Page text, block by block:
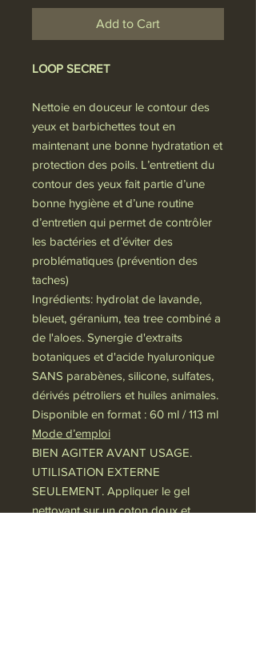
Add to Cart
LOOP SECRET
Nettoie en douceur le contour des
yeux et barbichettes tout en
maintenant une bonne hydratation et
protection des poils. L’entretient du
contour des yeux fait partie d’une
bonne hygiène et d’une routine
d’entretien qui permet de contrôler
les bactéries et d’éviter des
problématiques (prévention des
taches)
Ingrédients: hydrolat de lavande,
bleuet, géranium, tea tree combiné a
de l'aloes. Synergie d'extraits
botaniques et d'acide hyaluronique
SANS parabènes, silicone, sulfates,
dérivés pétroliers et huiles animales.
Disponible en format : 60 ml / 113 ml
Mode d’emploi
BIEN AGITER AVANT USAGE.
UTILISATION EXTERNE
SEULEMENT. Appliquer le gel
nettoyant sur un coton doux et